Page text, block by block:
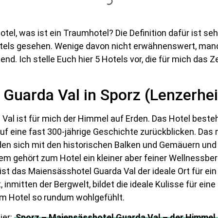
was ist ein Traumhotel? Die Definition dafür ist
gesehen. Wenige davon nicht erwähnenswert,
Ich stelle Euch hier 5 Hotels vor, die für mich das
Val in Sporz
ist für mich der Himmel auf Erden. Das Hotel
eine fast 300-jährige Geschichte zurückblicken. Das
sich mit den historischen Balken und Gemäuern
gehört zum Hotel ein kleiner aber feiner
das Maiensässhotel Guarda Val der ideale Ort für
inmitten der Bergwelt, bildet die ideale Kulisse für
Hotel so rundum wohlgefühlt.